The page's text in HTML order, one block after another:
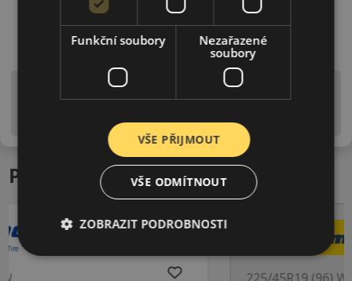
Upozornění! Hodnoty na štítku jsou pouze
informativního charakteru. Mohou být dodány pneumatiky
is EU štítky ve smyslu dosud platné (předchozí) legislativy.
Podobné produkty
Funkční soubory
Nezařazené
soubory
VŠE PŘIJMOUT
VŠE ODMÍTNOUT
ZOBRAZIT PODROBNOSTI